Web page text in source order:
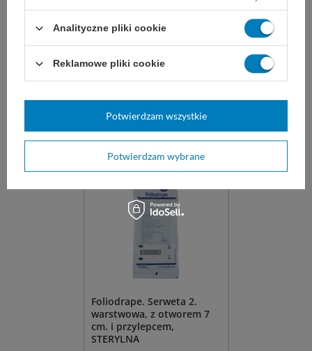
STERYLNE (1 para)
otworem i przylepcem,
nieprzemakalna, do zabiegów
regulowany do 15 cm.
Dostępny
Foliodrape. Serweta 2.
warstwowa, z otworem 7
cm. i przylepcem,
STERYLNA
Analityczne pliki cookie
Reklamowe pliki cookie
Potwierdzam wybrane
Potwierdzam wszystkie